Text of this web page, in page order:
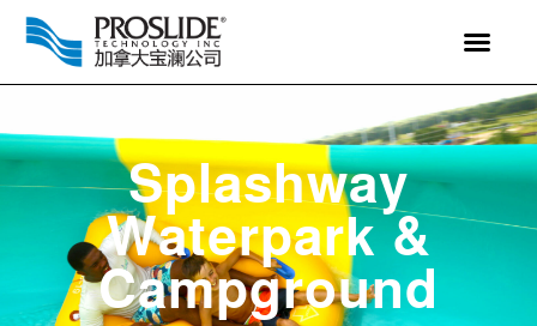
Splashway
Waterpark &
Campground